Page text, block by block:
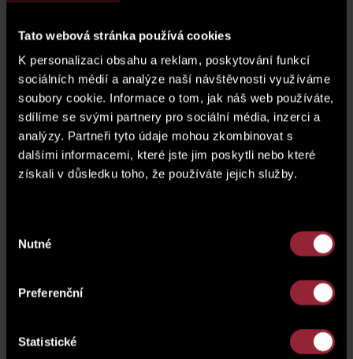
Tato webová stránka používá cookies
K personalizaci obsahu a reklam, poskytování funkcí
sociálních médií a analýze naší návštěvnosti využíváme
soubory cookie. Informace o tom, jak náš web používáte,
sdílíme se svými partnery pro sociální média, inzerci a
analýzy. Partneři tyto údaje mohou zkombinovat s
dalšími informacemi, které jste jim poskytli nebo které
získali v důsledku toho, že používáte jejich služby.
souhlasu
Nutné
Preferenční
Statistické
Basement (cellar)
price of a parking space* display the price
* The price of the unit does not include a parking
space.